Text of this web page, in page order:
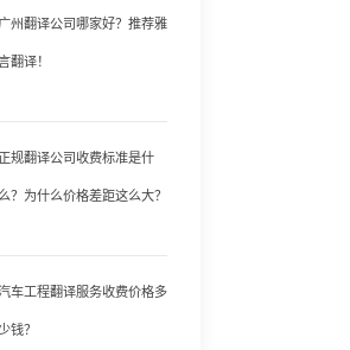
广州翻译公司哪家好？推荐雅
翻译！
正规翻译公司收费标准是什
么？为什么价格差距这么大？
车工程翻译服务收费价格多
钱？